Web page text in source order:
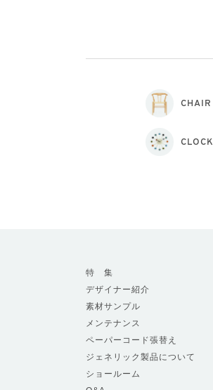
CHAIR
CLOCK
特 集
デザイナー紹介
素材サンプル
メンテナンス
ペーパーコード張替え
ジェネリック製品について
ショールーム